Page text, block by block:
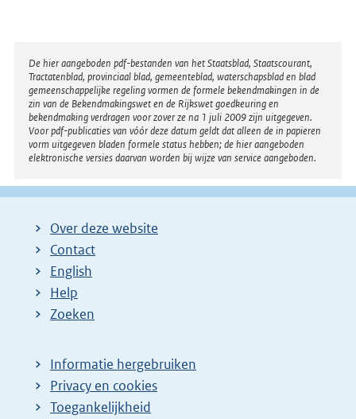
Disclaimer
De hier aangeboden pdf-bestanden van het Staatsblad, Staatscourant,
Tractatenblad, provinciaal blad, gemeenteblad, waterschapsblad en blad
gemeenschappelijke regeling vormen de formele bekendmakingen in de
zin van de Bekendmakingswet en de Rijkswet goedkeuring en
bekendmaking verdragen voor zover ze na 1 juli 2009 zijn uitgegeven.
Voor pdf-publicaties van vóór deze datum geldt dat alleen de in papieren
vorm uitgegeven bladen formele status hebben; de hier aangeboden
elektronische versies daarvan worden bij wijze van service aangeboden.
Over deze website
Contact
English
Help
Zoeken
Informatie hergebruiken
Privacy en cookies
Toegankelijkheid